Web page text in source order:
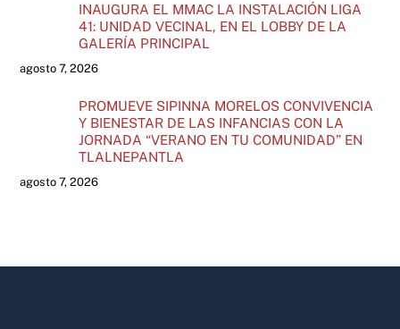
INAUGURA EL MMAC LA INSTALACIÓN LIGA
41: UNIDAD VECINAL, EN EL LOBBY DE LA
GALERÍA PRINCIPAL
agosto 7, 2026
PROMUEVE SIPINNA MORELOS CONVIVENCIA
Y BIENESTAR DE LAS INFANCIAS CON LA
JORNADA “VERANO EN TU COMUNIDAD” EN
TLALNEPANTLA
agosto 7, 2026